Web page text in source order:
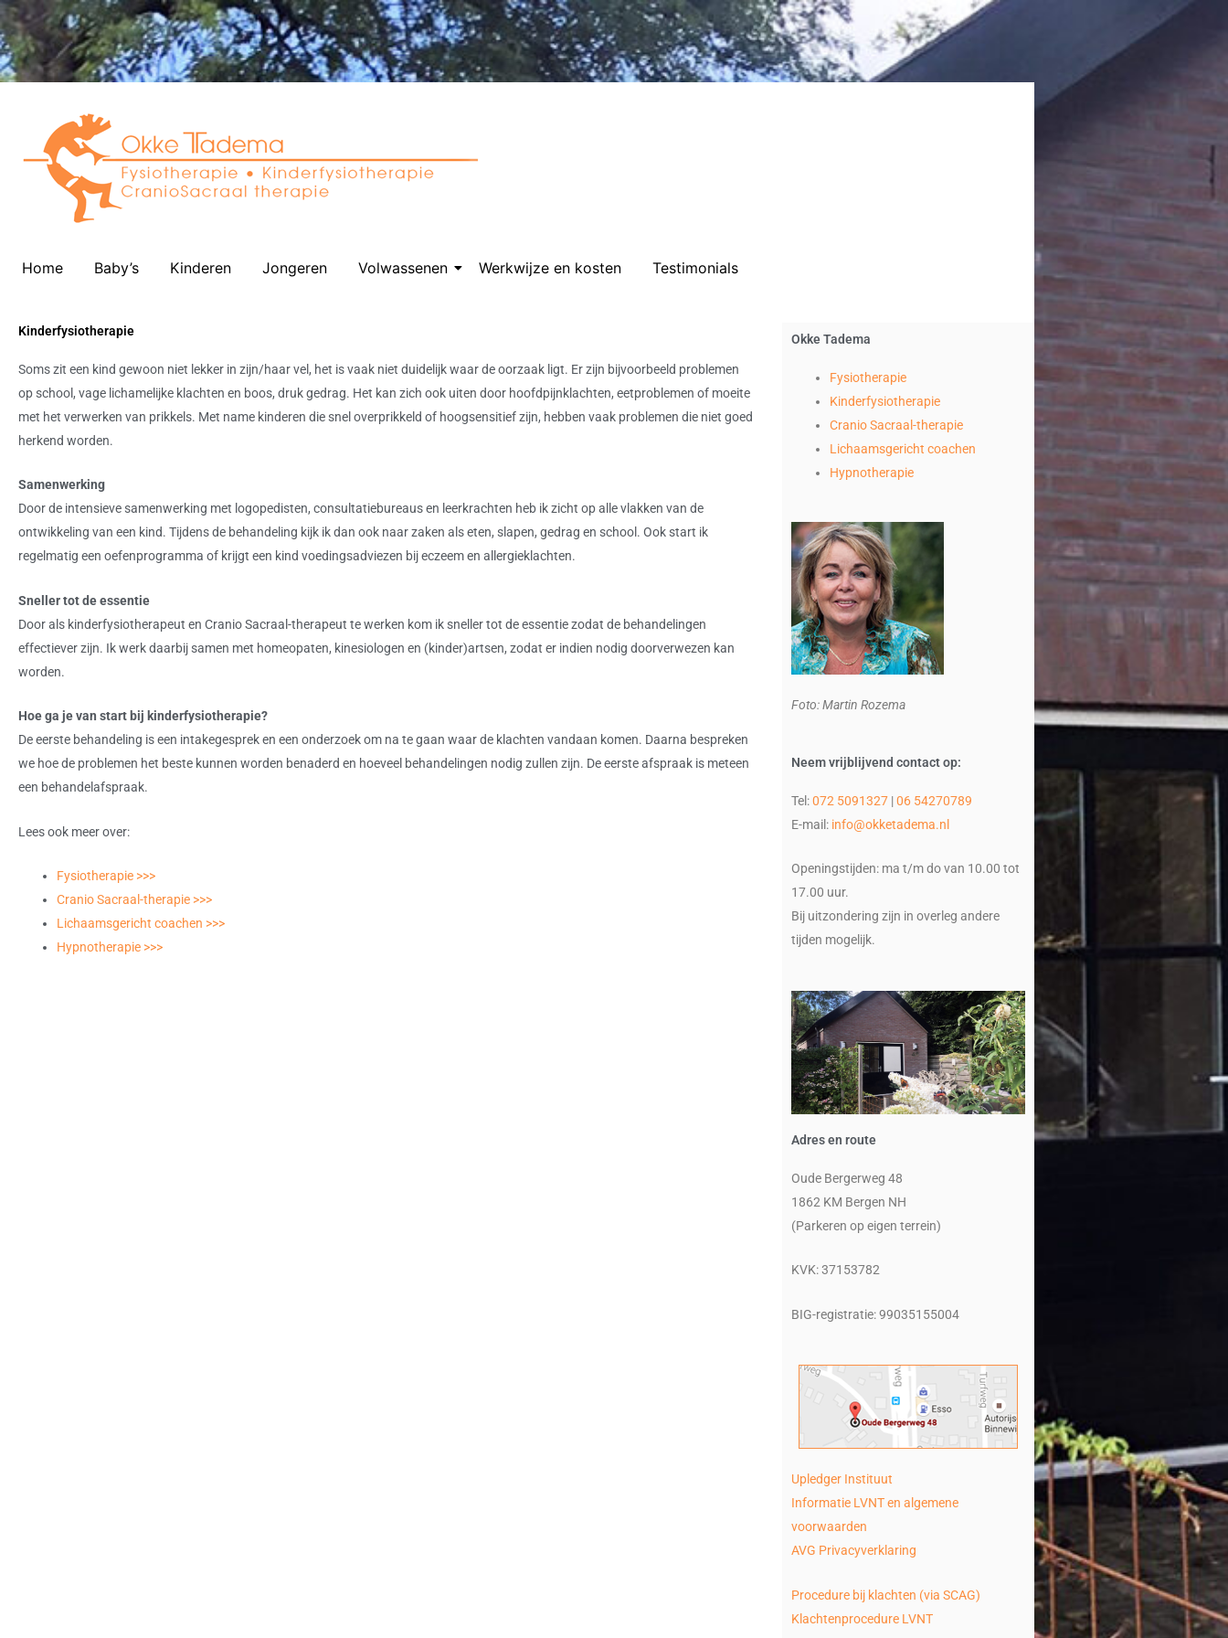
Home Baby’s Kinderen Jongeren Volwassenen Werkwijze en kosten Testimonials
Kinderfysiotherapie
Soms zit een kind gewoon niet lekker in zijn/haar vel, het is vaak niet duidelijk waar de oorzaak ligt. Er zijn bijvoorbeeld problemen
op school, vage lichamelijke klachten en boos, druk gedrag. Het kan zich ook uiten door hoofdpijnklachten, eetproblemen of moeite
met het verwerken van prikkels. Met name kinderen die snel overprikkeld of hoogsensitief zijn, hebben vaak problemen die niet goed
herkend worden.
Samenwerking
Door de intensieve samenwerking met logopedisten, consultatiebureaus en leerkrachten heb ik zicht op alle vlakken van de
ontwikkeling van een kind. Tijdens de behandeling kijk ik dan ook naar zaken als eten, slapen, gedrag en school. Ook start ik
regelmatig een oefenprogramma of krijgt een kind voedingsadviezen bij eczeem en allergieklachten.
Sneller tot de essentie
Door als kinderfysiotherapeut en Cranio Sacraal-therapeut te werken kom ik sneller tot de essentie zodat de behandelingen
effectiever zijn. Ik werk daarbij samen met homeopaten, kinesiologen en (kinder)artsen, zodat er indien nodig doorverwezen kan
worden.
Hoe ga je van start bij kinderfysiotherapie?
De eerste behandeling is een intakegesprek en een onderzoek om na te gaan waar de klachten vandaan komen. Daarna bespreken
we hoe de problemen het beste kunnen worden benaderd en hoeveel behandelingen nodig zullen zijn. De eerste afspraak is meteen
een behandelafspraak.
Lees ook meer over:
Fysiotherapie >>>
Cranio Sacraal-therapie >>>
Lichaamsgericht coachen >>>
Hypnotherapie >>>
Okke Tadema
Fysiotherapie
Kinderfysiotherapie
Cranio Sacraal-therapie
Lichaamsgericht coachen
Hypnotherapie
Foto: Martin Rozema
Neem vrijblijvend contact op:
Tel:072 5091327 |06 54270789
E-mail: info@okketadema.nl
Openingstijden: ma t/m do van 10.00 tot
17.00 uur.
Bij uitzondering zijn in overleg andere
tijden mogelijk.
Adres en route
Oude Bergerweg 48
1862 KM Bergen NH
(Parkeren op eigen terrein)
KVK: 37153782
BIG-registratie: 99035155004
Upledger Instituut
Informatie LVNT en algemene
voorwaarden
AVG Privacyverklaring
Procedure bij klachten (via SCAG)
Klachtenprocedure LVNT